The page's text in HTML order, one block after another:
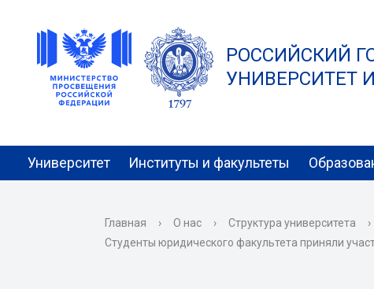
РОССИЙСКИЙ
УНИВЕРСИТЕТ
Университет Институты и факультеты
Главная › О нас › Структура университета ›
Cтуденты юридического факультета приняли